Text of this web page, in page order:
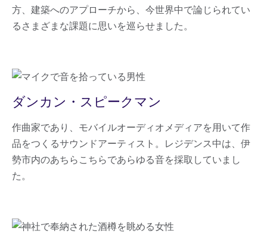
方、建築へのアプローチから、今世界中で論じられてい
るさまざまな課題に思いを巡らせました。
ダンカン・スピークマン
作曲家であり、モバイルオーディオメディアを用いて作
品をつくるサウンドアーティスト。レジデンス中は、伊
勢市内のあちらこちらであらゆる音を採取していまし
た。